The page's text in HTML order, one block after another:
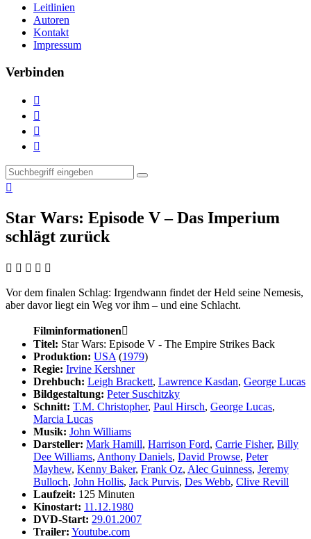
Leitlinien
Autoren
Kontakt
Impressum
Verbinden





Star Wars: Episode V – Das Imperium
schlägt zurück
    
Vor dem finalen Schlag: Irgendwann findet der Held seine Nemesis,
aber davor liegt ein Weg vor ihm – und eine Schlacht.
Filminformationen
Titel: Star Wars: Episode V - The Empire Strikes Back
Produktion: USA (1979)
Regie: Irvine Kershner
Drehbuch: Leigh Brackett, Lawrence Kasdan, George Lucas
Bildgestaltung: Peter Suschitzky
Schnitt: T.M. Christopher, Paul Hirsch, George Lucas,
Marcia Lucas
Musik: John Williams
Darsteller: Mark Hamill, Harrison Ford, Carrie Fisher, Billy
Dee Williams, Anthony Daniels, David Prowse, Peter
Mayhew, Kenny Baker, Frank Oz, Alec Guinness, Jeremy
Bulloch, John Hollis, Jack Purvis, Des Webb, Clive Revill
Laufzeit: 125 Minuten
Kinostart: 11.12.1980
DVD-Start: 29.01.2007
Trailer: Youtube.com